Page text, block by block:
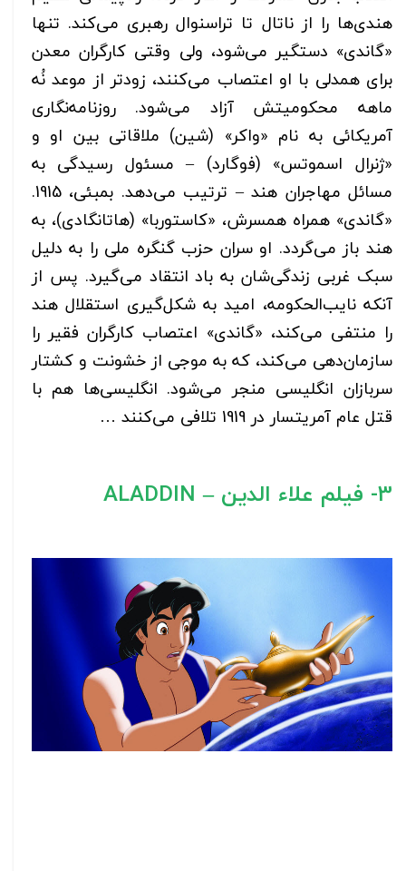
هندی‌ها را از ناتال تا تراسنوال رهبری می‌کند. تنها
«گاندی» دستگیر می‌شود، ولی وقتی کارگران معدن
برای همدلی با او اعتصاب می‌کنند، زودتر از موعد نُه
ماهه محکومیتش آزاد می‌شود. روزنامه‌نگاری
آمریکائی به نام «واکر» (شین) ملاقاتی بین او و
«ژنرال اسموتس» (فوگارد) – مسئول رسیدگی به
مسائل مهاجران هند – ترتیب می‌دهد. بمبئی، 1915.
«گاندی» همراه همسرش، «کاستوربا» (هاتانگادی)، به
هند باز می‌گردد. او سران حزب گنگره ملی را به دلیل
سبک غربی زندگی‌شان به باد انتقاد می‌گیرد. پس از
آنکه نایب‌الحکومه، امید به شکل‌گیری استقلال هند
را منتفی می‌کند، «گاندی» اعتصاب کارگران فقیر را
سازمان‌دهی می‌کند، که به موجی از خشونت و کشتار
سربازان انگلیسی منجر می‌شود. انگلیسی‌ها هم با
قتل عام آمریتسار در 1919 تلافی می‌کنند …
3- فیلم علاء الدین – ALADDIN